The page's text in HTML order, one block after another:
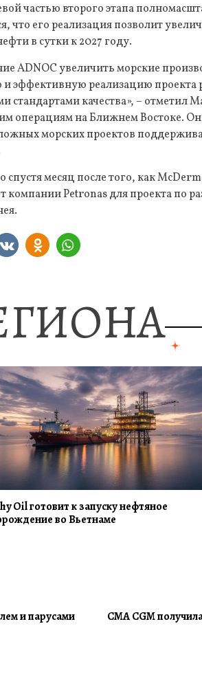
частью второго этапа
что его реализация позволит
в сутки к 2027 году.
ADNOC увеличить морские
и эффективную реализацию проекта
стандартами качества», – отметил
операциям на Ближнем Востоке.
морских проектов
месяц после того, как
компании Petronas для проекта по
Oil готовит к запуску нефтяное
во Вьетнаме
и парусами
CMA CGM